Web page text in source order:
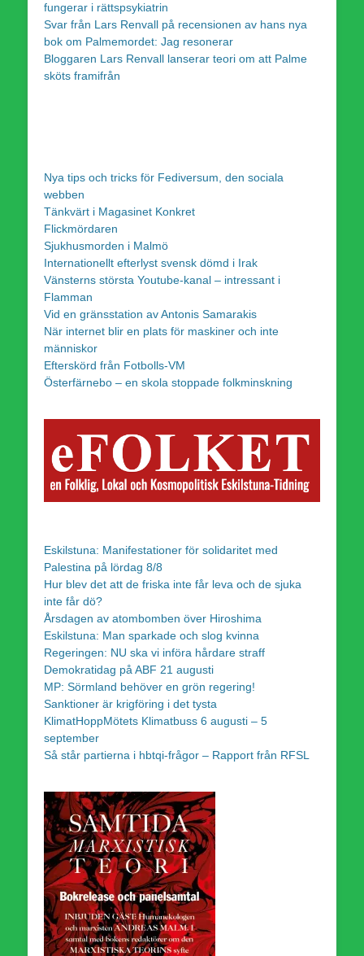
fungerar i rättspsykiatrin
Svar från Lars Renvall på recensionen av hans nya
bok om Palmemordet: Jag resonerar
Bloggaren Lars Renvall lanserar teori om att Palme
sköts framifrån
Nya tips och tricks för Fediversum, den sociala
webben
Tänkvärt i Magasinet Konkret
Flickmördaren
Sjukhusmorden i Malmö
Internationellt efterlyst svensk dömd i Irak
Vänsterns största Youtube-kanal – intressant i
Flamman
Vid en gränsstation av Antonis Samarakis
När internet blir en plats för maskiner och inte
människor
Efterskörd från Fotbolls-VM
Österfärnebo – en skola stoppade folkminskning
Eskilstuna: Manifestationer för solidaritet med
Palestina på lördag 8/8
Hur blev det att de friska inte får leva och de sjuka
inte får dö?
Årsdagen av atombomben över Hiroshima
Eskilstuna: Man sparkade och slog kvinna
Regeringen: NU ska vi införa hårdare straff
Demokratidag på ABF 21 augusti
MP: Sörmland behöver en grön regering!
Sanktioner är krigföring i det tysta
KlimatHoppMötets Klimatbuss 6 augusti – 5
september
Så står partierna i hbtqi-frågor – Rapport från RFSL